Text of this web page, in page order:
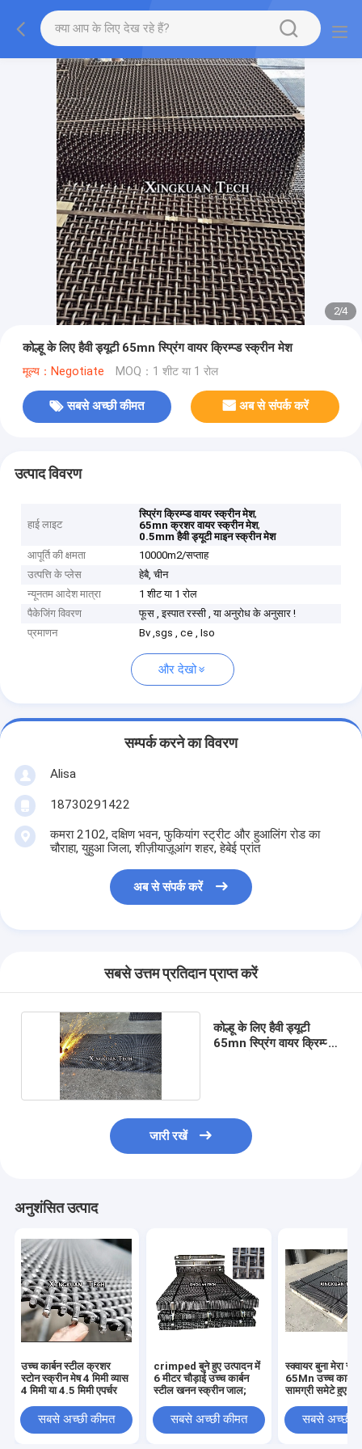
2/4
कोल्हू के लिए हैवी ड्यूटी 65mn स्प्रिंग वायर क्रिम्प्ड स्क्रीन मेश
मूल्य：Negotiate MOQ：1 शीट या 1 रोल
सबसे अच्छी कीमत अब से संपर्क करें
उत्पाद विवरण
हाई लाइट
स्प्रिंग क्रिम्प्ड वायर स्क्रीन मेश,
65mn क्रशर वायर स्क्रीन मेश,
0.5mm हैवी ड्यूटी माइन स्क्रीन मेश
आपूर्ति की क्षमता
10000m2/सप्ताह
उत्पत्ति के प्लेस
हेबै, चीन
न्यूनतम आदेश मात्रा
1 शीट या 1 रोल
पैकेजिंग विवरण
फूस , इस्पात रस्सी , या अनुरोध के अनुसार !
प्रमाणन
Bv ,sgs , ce , Iso
और देखो
सम्पर्क करने का विवरण
Alisa
18730291422
कमरा 2102, दक्षिण भवन, फुकियांग स्ट्रीट और हुआलिंग रोड का
चौराहा, युहुआ जिला, शीज़ीयाज़ूआंग शहर, हेबेई प्रांत
अब से संपर्क करें
सबसे उत्तम प्रतिदान प्राप्त करें
कोल्हू के लिए हैवी ड्यूटी
65mn स्प्रिंग वायर क्रिम्प्ड
जारी रखें
अनुशंसित उत्पाद
उच्च कार्बन स्टील क्रशर
स्टोन स्क्रीन मेष 4 मिमी व्यास
4 मिमी या 4.5 मिमी एपर्चर
सबसे अच्छी कीमत
crimped बुने हुए उत्पादन में
6 मीटर चौड़ाई उच्च कार्बन
स्टील खनन स्क्रीन जाल;
सबसे अच्छी कीमत
स्क्वायर बुना मेरा
65Mn उच्च कार्बन
सामग्री समेटे हुए:
सबसे अच्छी